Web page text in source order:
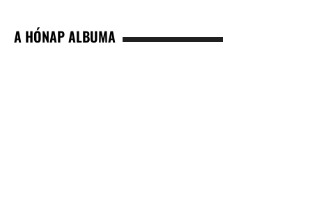
A HÓNAP ALBUMA